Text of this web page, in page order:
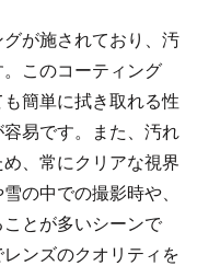
が施されており、汚
このコーティング
簡単に拭き取れる性
易です。また、汚れ
、常にクリアな視界
の中での撮影時や、
とが多いシーンで
ンズのクオリティを